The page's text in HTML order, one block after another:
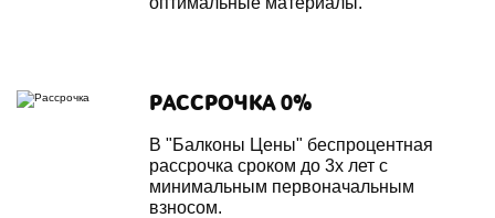
РАССРОЧКА 0%
В "Балконы Цены" беспроцентная
рассрочка сроком до 3х лет с
минимальным первоначальным
взносом.